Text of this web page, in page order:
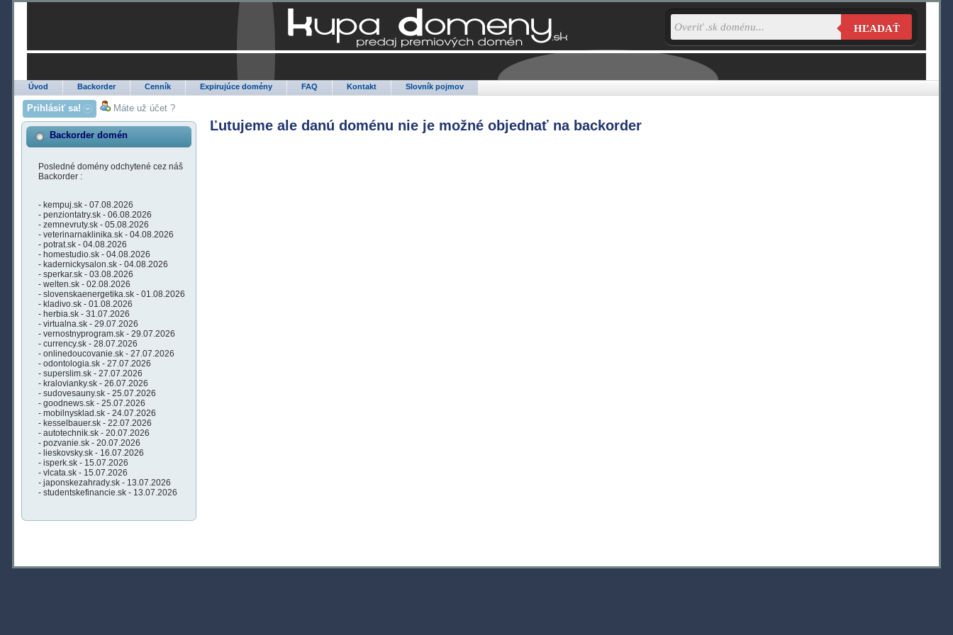
Úvod Backorder Cenník Expirujúce domény FAQ Kontakt Slovník pojmov
HĽADAŤ
Prihlásiť sa! Máte už účet ?
Backorder domén
Posledné domény odchytené cez náš
Backorder :
- kempuj.sk - 07.08.2026
- penziontatry.sk - 06.08.2026
- zemnevruty.sk - 05.08.2026
- veterinarnaklinika.sk - 04.08.2026
- potrat.sk - 04.08.2026
- homestudio.sk - 04.08.2026
- kadernickysalon.sk - 04.08.2026
- sperkar.sk - 03.08.2026
- welten.sk - 02.08.2026
- slovenskaenergetika.sk - 01.08.2026
- kladivo.sk - 01.08.2026
- herbia.sk - 31.07.2026
- virtualna.sk - 29.07.2026
- vernostnyprogram.sk - 29.07.2026
- currency.sk - 28.07.2026
- onlinedoucovanie.sk - 27.07.2026
- odontologia.sk - 27.07.2026
- superslim.sk - 27.07.2026
- kralovianky.sk - 26.07.2026
- sudovesauny.sk - 25.07.2026
- goodnews.sk - 25.07.2026
- mobilnysklad.sk - 24.07.2026
- kesselbauer.sk - 22.07.2026
- autotechnik.sk - 20.07.2026
- pozvanie.sk - 20.07.2026
- lieskovsky.sk - 16.07.2026
- isperk.sk - 15.07.2026
- vlcata.sk - 15.07.2026
- japonskezahrady.sk - 13.07.2026
- studentskefinancie.sk - 13.07.2026
Ľutujeme ale danú doménu nie je možné objednať na backorder